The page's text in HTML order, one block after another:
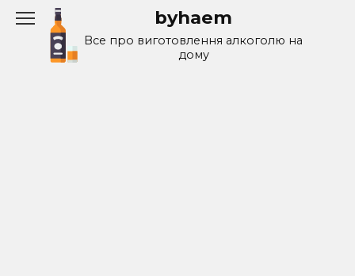
Перейти
содержанию
byhaem
Все про виготовлення алкоголю на
дому